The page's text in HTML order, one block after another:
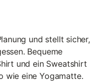
und stellt sicher,
Bequeme
und ein Sweatshirt
wie eine Yogamatte.